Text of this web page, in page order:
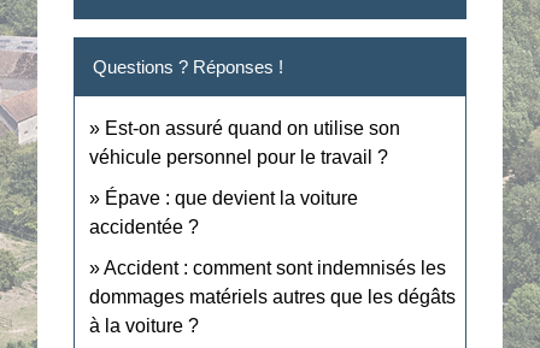
Questions ? Réponses !
Est-on assuré quand on utilise son
véhicule personnel pour le travail ?
Épave : que devient la voiture
accidentée ?
Accident : comment sont indemnisés les
dommages matériels autres que les dégâts
à la voiture ?